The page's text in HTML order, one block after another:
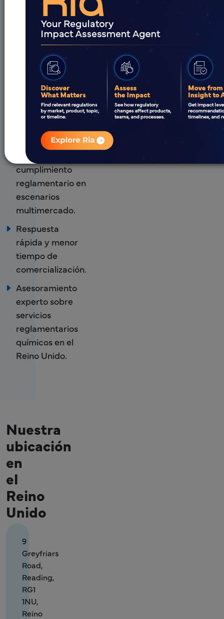
autoridades
reglamentarias.
Apoyo para las
complejidades
reglamentarias
específicas de la
región.
Un enfoque
estructurado y
rentable para
asegurar el
cumplimiento
reglamentario en
escenarios
multimercado.
Respuesta
rápida y menor
tiempo de
comercialización.
Asesoramiento
experto sobre
servicios
reglamentarios
químicos en el
Reino Unido.
Nuestra
ubicación
en
el
Reino
Unido
9
Greyfriars
Road,
Reading,
RG1
1NU,
Reino